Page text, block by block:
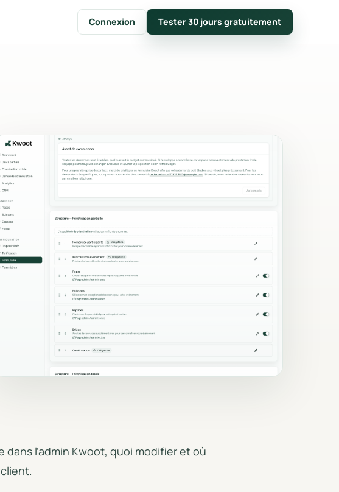
électronique
sécurisé, signature
et horodatage.
client
sans login, documents,
et actions client.
des paiements
solde, factures PDF et
en temps réel.
de documents
et exports CSV.
Calendrier & disponibilités
Chiffres clés & suivi
Connexion Tester 30 jours gratuitement
l’admin Kwoot, quoi modifier et où